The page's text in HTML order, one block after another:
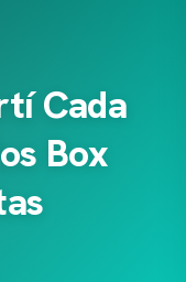
Cada
Box